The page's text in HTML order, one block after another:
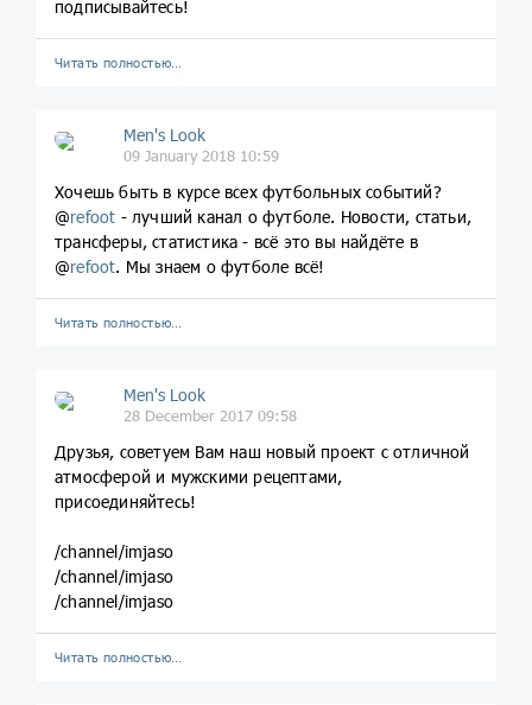
подписывайтесь!
Читать полностью…
Men's Look
09 January 2018 10:59
Хочешь быть в курсе всех футбольных событий?
@refoot - лучший канал о футболе. Новости, статьи,
трансферы, статистика - всё это вы найдёте в
@refoot. Мы знаем о футболе всё!
Читать полностью…
Men's Look
28 December 2017 09:58
Друзья, советуем Вам наш новый проект с отличной
атмосферой и мужскими рецептами,
присоединяйтесь!
/channel/imjaso
/channel/imjaso
/channel/imjaso
Читать полностью…